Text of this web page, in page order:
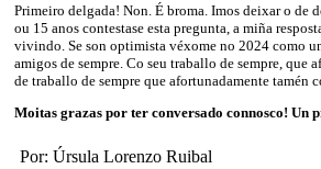
Primeiro delgada! Non. É broma. Imos deixar o de
ou 15 anos contestase esta pregunta, a miña
vivindo. Se son optimista véxome no 2024 como
amigos de sempre. Co seu traballo de sempre, que
de traballo de sempre que afortunadamente tamén
Moitas grazas por ter conversado connosco! Un
Por: Úrsula Lorenzo Ruibal